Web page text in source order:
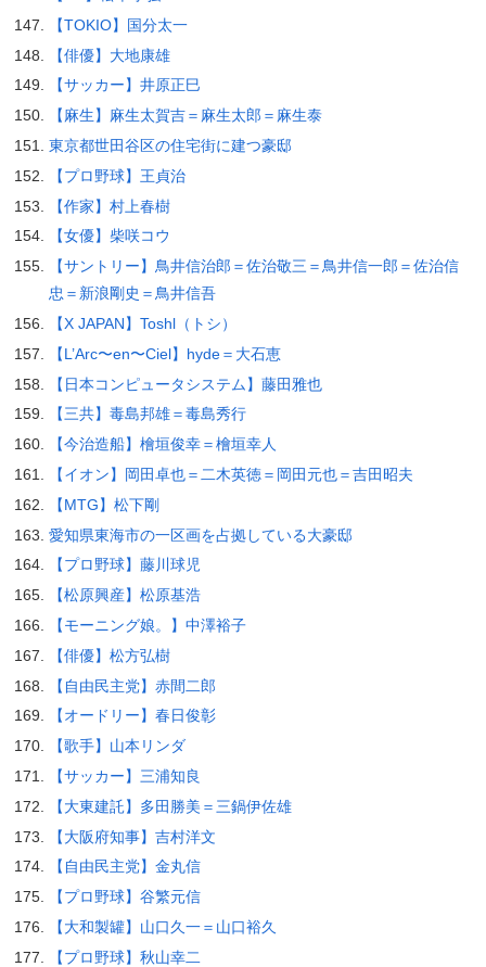
【TOKIO】国分太一
【俳優】大地康雄
【サッカー】井原正巳
【麻生】麻生太賀吉＝麻生太郎＝麻生泰
東京都世田谷区の住宅街に建つ豪邸
【プロ野球】王貞治
【作家】村上春樹
【女優】柴咲コウ
【サントリー】鳥井信治郎＝佐治敬三＝鳥井信一郎＝佐治信
忠＝新浪剛史＝鳥井信吾
【X JAPAN】Toshl（トシ）
【L’Arc〜en〜Ciel】hyde＝大石恵
【日本コンピュータシステム】藤田雅也
【三共】毒島邦雄＝毒島秀行
【今治造船】檜垣俊幸＝檜垣幸人
【イオン】岡田卓也＝二木英徳＝岡田元也＝吉田昭夫
【MTG】松下剛
愛知県東海市の一区画を占拠している大豪邸
【プロ野球】藤川球児
【松原興産】松原基浩
【モーニング娘。】中澤裕子
【俳優】松方弘樹
【自由民主党】赤間二郎
【オードリー】春日俊彰
【歌手】山本リンダ
【サッカー】三浦知良
【大東建託】多田勝美＝三鍋伊佐雄
【大阪府知事】吉村洋文
【自由民主党】金丸信
【プロ野球】谷繁元信
【大和製罐】山口久一＝山口裕久
【プロ野球】秋山幸二